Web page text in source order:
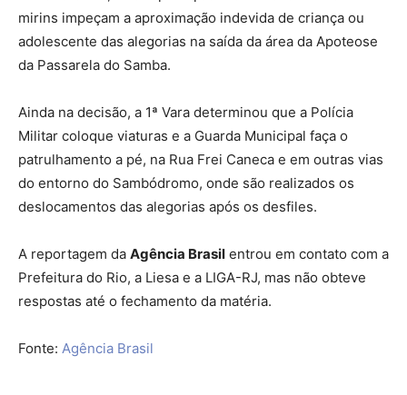
mirins impeçam a aproximação indevida de criança ou
adolescente das alegorias na saída da área da Apoteose
da Passarela do Samba.
Ainda na decisão, a 1ª Vara determinou que a Polícia
Militar coloque viaturas e a Guarda Municipal faça o
patrulhamento a pé, na Rua Frei Caneca e em outras vias
do entorno do Sambódromo, onde são realizados os
deslocamentos das alegorias após os desfiles.
A reportagem da Agência Brasil entrou em contato com a
Prefeitura do Rio, a Liesa e a LIGA-RJ, mas não obteve
respostas até o fechamento da matéria.
Fonte: Agência Brasil